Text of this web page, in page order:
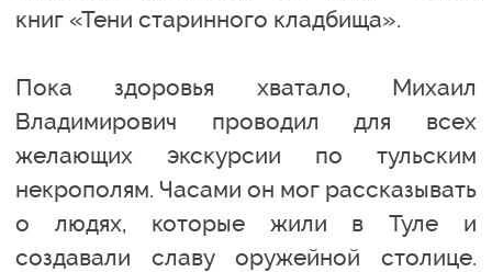
книг «Тени старинного кладбища».
Пока здоровья хватало, Михаил
Владимирович проводил для всех
желающих экскурсии по тульским
некрополям. Часами он мог рассказывать
о людях, которые жили в Туле и
создавали славу оружейной столице.